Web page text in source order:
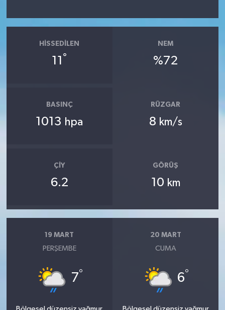
HISSEDILEN
11 °
NEM
%72
BASINÇ
1013 hpa
RÜZGAR
8 km/s
ÇIY
6.2
GÖRÜŞ
10 km
19 MART
PERŞEMBE
7°
20 MART
CUMA
6°